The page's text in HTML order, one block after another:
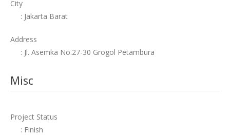
City
: Jakarta Barat
Address
: Jl. Asemka No.27-30 Grogol Petambura
Misc
Project Status
: Finish